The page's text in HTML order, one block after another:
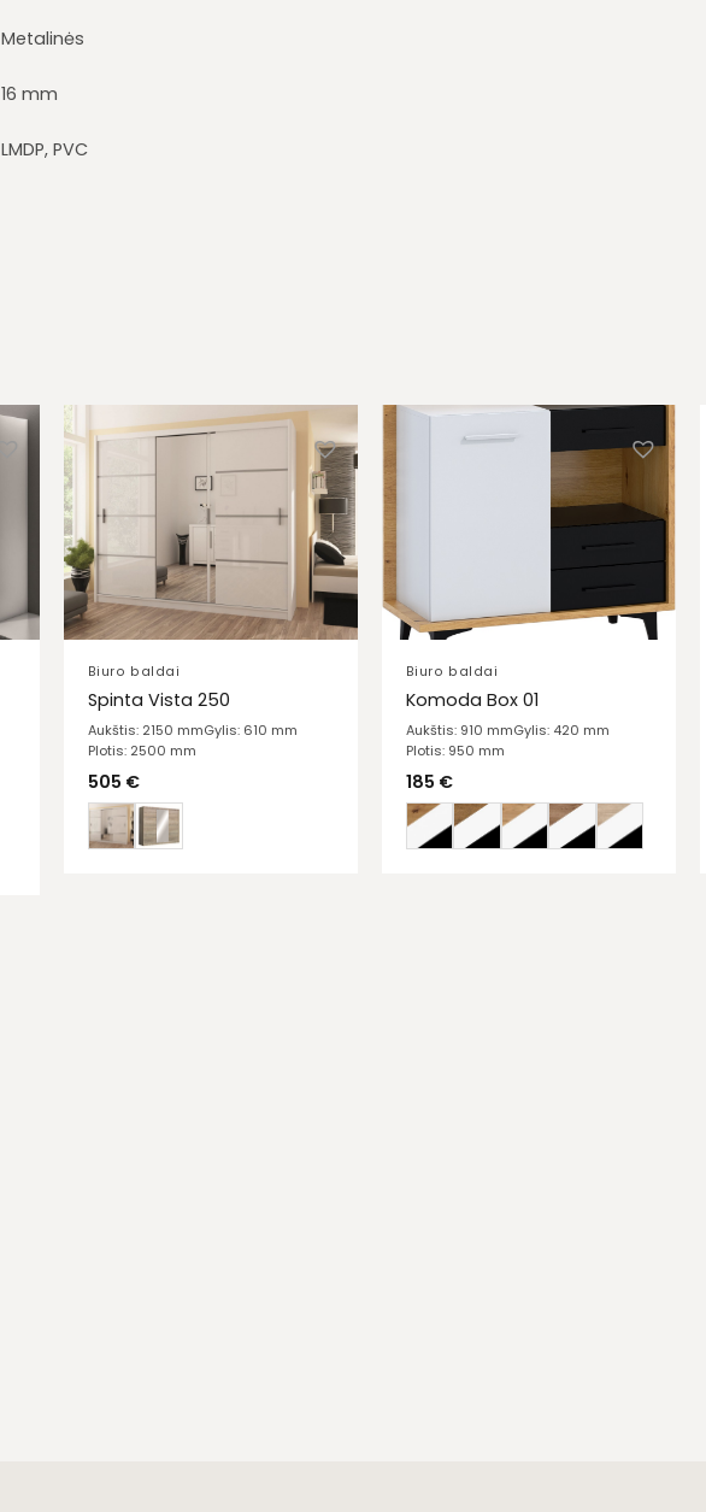
Metalinės
16 mm
LMDP, PVC
Biuro baldai
Spinta Vista 250
Aukštis: 2150 mmGylis: 610 mm
Plotis: 2500 mm
505 €
Biuro baldai
Komoda Box 01
Aukštis: 910 mmGylis: 420 mm
Plotis: 950 mm
185 €